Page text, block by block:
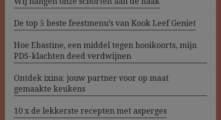
De top 5 beste feestmenu’s van Kook Leef Geniet
Hoe Ebastine, een middel tegen hooikoorts, mijn
PDS-klachten deed verdwijnen
Ontdek ixina: jouw partner voor op maat
gemaakte keukens
10 x de lekkerste recepten met asperges